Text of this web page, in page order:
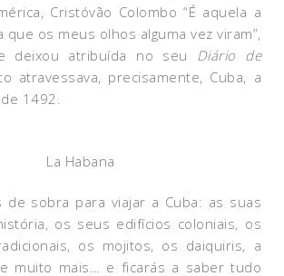
Cristóvão Colombo “É aquela a
que os meus olhos alguma vez viram”,
deixou atribuída no seu Diário de
atravessava, precisamente, Cuba, a
1492.
La Habana
de sobra para viajar a Cuba: as suas
os seus edifícios coloniais, os
os mojitos, os daiquiris, a
muito mais… e ficarás a saber tudo